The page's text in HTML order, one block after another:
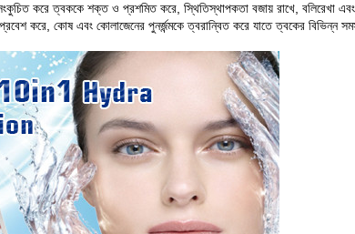
করে ত্বককে শক্ত ও প্রশমিত করে, স্থিতিস্থাপকতা বজায় রাখে, বলিরেখা
করে, কোষ এবং কোলাজেনের পুনর্জন্মকে ত্বরান্বিত করে যাতে ত্বকের বিভিন্ন